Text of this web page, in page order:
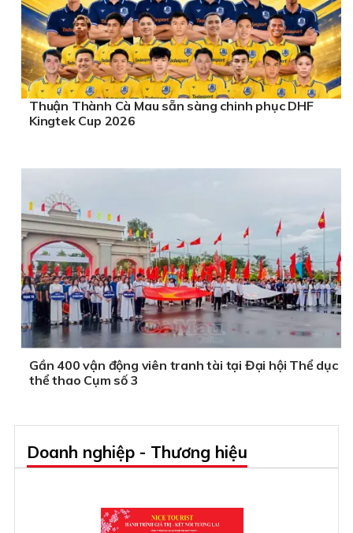
Thuận Thành Cà Mau sẵn sàng chinh phục DHF
Kingtek Cup 2026
Gần 400 vận động viên tranh tài tại Đại hội Thể dục
thể thao Cụm số 3
Doanh nghiệp - Thương hiệu